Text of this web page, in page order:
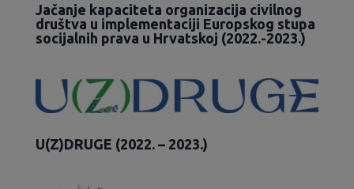
Jačanje kapaciteta organizacija civilnog
društva u implementaciji Europskog stupa
socijalnih prava u Hrvatskoj (2022.-2023.)
U(Z)DRUGE (2022. – 2023.)